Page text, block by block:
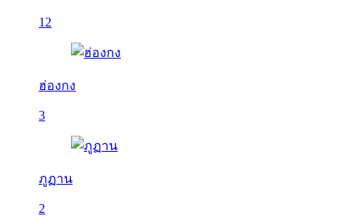
12
ฮ่องกง
3
ภูฏาน
2